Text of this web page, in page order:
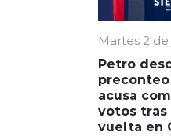
Martes 2
Petro
acusa
votos tras
vuelta en